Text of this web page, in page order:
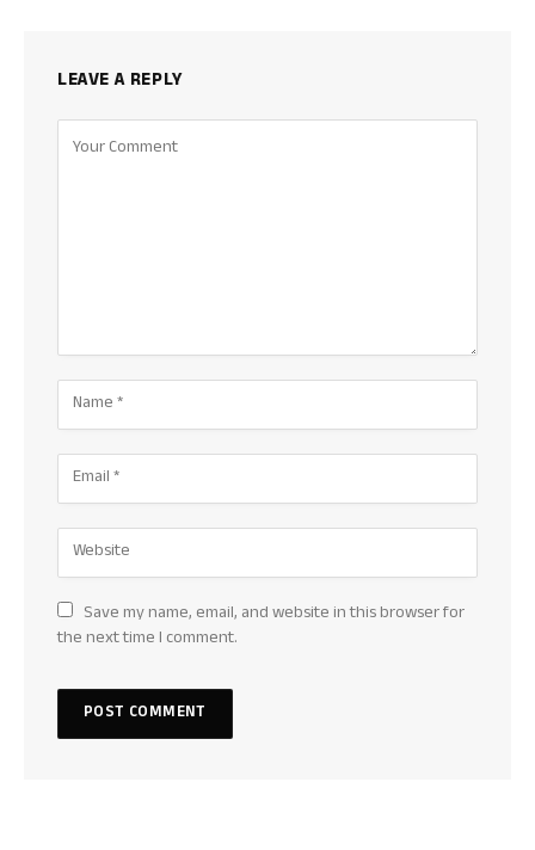
LEAVE A REPLY
Save my name, email, and website in this browser for
the next time I comment.